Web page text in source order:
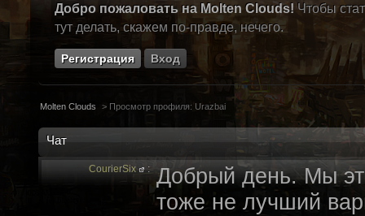
Добро пожаловать на Molten Clouds! Чтобы
тут делать, скажем по-правде, нечего.
Регистрация Вход
Molten Clouds > Просмотр профиля: Urazbai
Чат
CourierSix : Добрый день. Мы
тоже не лучший